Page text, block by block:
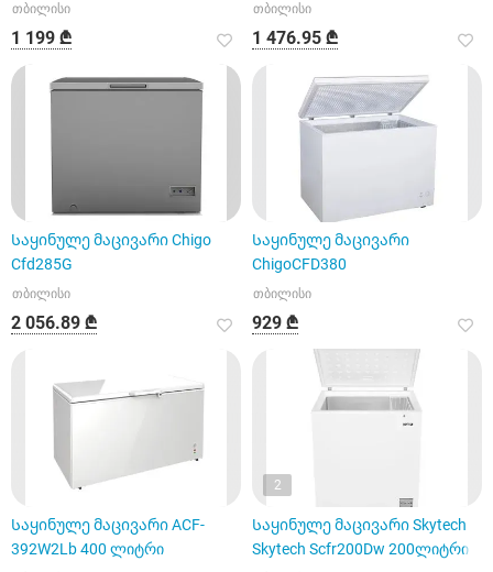
თბილისი
1 199 ₾
თბილისი
1 476.95 ₾
Საყინულე მაცივარი Chigo
Cfd285G
თბილისი
2 056.89 ₾
Საყინულე მაცივარი
ChigoCFD380
თბილისი
929 ₾
Საყინულე მაცივარი ACF-
392W2Lb 400 ლიტრი
2
Საყინულე მაცივარი Skytech
Skytech Scfr200Dw 200ლიტრი